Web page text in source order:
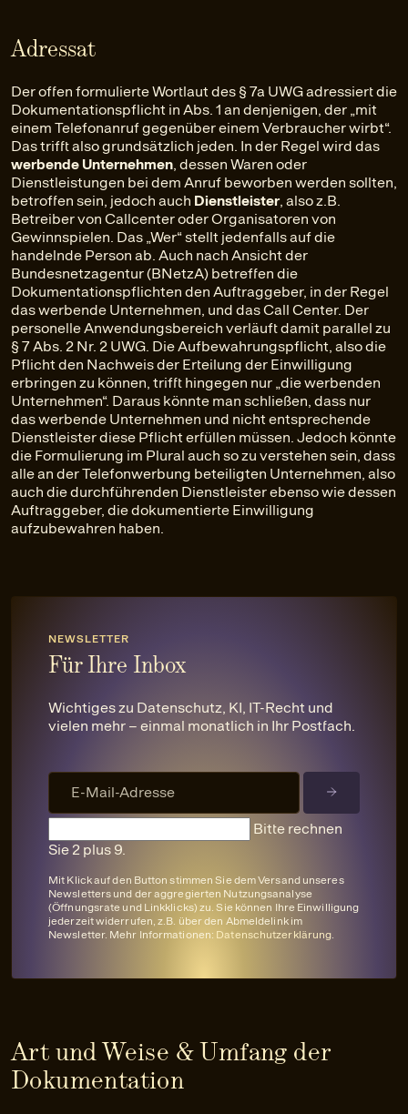
Adressat
Der offen formulierte Wortlaut des § 7a UWG adressiert die
Dokumentationspflicht in Abs. 1 an denjenigen, der „mit
einem Telefonanruf gegenüber einem Verbraucher wirbt“.
Das trifft also grundsätzlich jeden. In der Regel wird das
werbende Unternehmen , dessen Waren oder
Dienstleistungen bei dem Anruf beworben werden sollten,
betroffen sein, jedoch auch Dienstleister, also z.B.
Betreiber von Callcenter oder Organisatoren von
Gewinnspielen. Das „Wer“ stellt jedenfalls auf die
handelnde Person ab. Auch nach Ansicht der
Bundesnetzagentur (BNetzA) betreffen die
Dokumentationspflichten den Auftraggeber, in der Regel
das werbende Unternehmen, und das Call Center. Der
personelle Anwendungsbereich verläuft damit parallel zu
§ 7 Abs. 2 Nr. 2 UWG. Die Aufbewahrungspflicht, also die
Pflicht den Nachweis der Erteilung der Einwilligung
erbringen zu können, trifft hingegen nur „die werbenden
Unternehmen“. Daraus könnte man schließen, dass nur
das werbende Unternehmen und nicht entsprechende
Dienstleister diese Pflicht erfüllen müssen. Jedoch könnte
die Formulierung im Plural auch so zu verstehen sein, dass
alle an der Telefonwerbung beteiligten Unternehmen, also
auch die durchführenden Dienstleister ebenso wie dessen
Auftraggeber, die dokumentierte Einwilligung
aufzubewahren haben.
NEWSLETTER
Für Ihre Inbox
Wichtiges zu Datenschutz, KI, IT-Recht und
vielen mehr – einmal monatlich in Ihr Postfach.
Bitte rechnen
Sie 2 plus 9.
Mit Klick auf den Button stimmen Sie dem Versand unseres
Newsletters und der aggregierten Nutzungsanalyse
(Öffnungsrate und Linkklicks) zu. Sie können Ihre Einwilligung
jederzeit widerrufen, z.B. über den Abmeldelink im
Newsletter. Mehr Informationen: Datenschutzerklärung
Art und Weise & Umfang der
Dokumentation